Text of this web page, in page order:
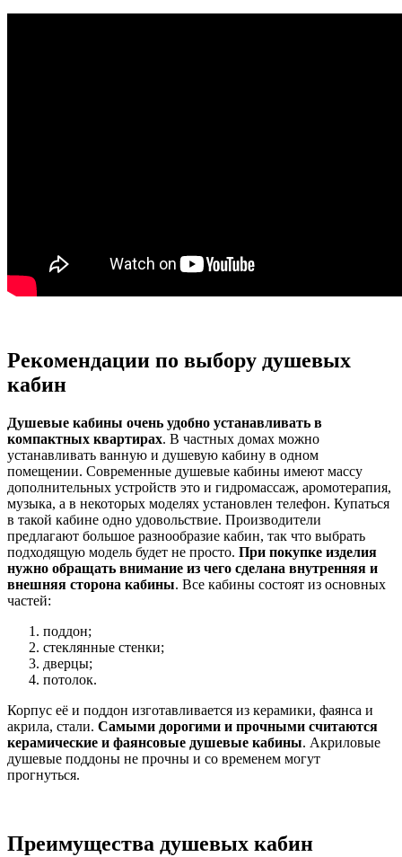
Рекомендации по выбору душевых
кабин
Душевые кабины очень удобно устанавливать в
компактных квартирах. В частных домах можно
устанавливать ванную и душевую кабину в одном
помещении. Современные душевые кабины имеют массу
дополнительных устройств это и гидромассаж, аромотерапия,
музыка, а в некоторых моделях установлен телефон. Купаться
в такой кабине одно удовольствие. Производители
предлагают большое разнообразие кабин, так что выбрать
подходящую модель будет не просто. При покупке изделия
нужно обращать внимание из чего сделана внутренняя и
внешняя сторона кабины. Все кабины состоят из основных
частей:
поддон;
стеклянные стенки;
дверцы;
потолок.
Корпус её и поддон изготавливается из керамики, фаянса и
акрила, стали. Самыми дорогими и прочными считаются
керамические и фаянсовые душевые кабины. Акриловые
душевые поддоны не прочны и со временем могут
прогнуться.
Преимущества душевых кабин